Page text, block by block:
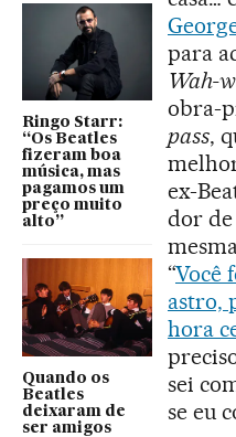
Ringo Starr:
“Os Beatles
fizeram boa
música, mas
pagamos um
preço muito
alto”
Quando os
Beatles
deixaram de
ser amigos
para
Wah-
obra-
pass,
ex-
dor de
“Você
astro,
hora
sei
se eu